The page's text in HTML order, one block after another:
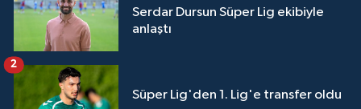
Serdar Dursun Süper Lig ekibiyle
anlaştı
Süper Lig'den 1. Lig'e transfer oldu
2